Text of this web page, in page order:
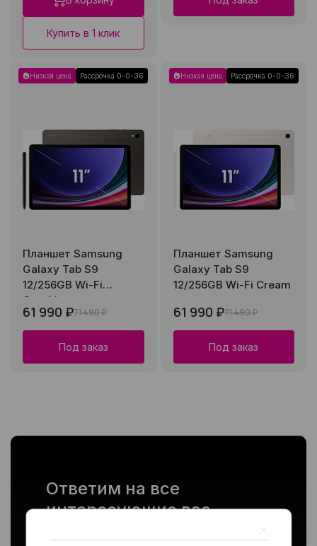
Купить в 1 клик
Низкая цена Рассрочка 0-0-36
Планшет Samsung
Galaxy Tab S9
12/256GB Wi-Fi
Graphite
61 990 ₽71 490 ₽
Под заказ
Низкая цена Рассрочка 0-0-36
Планшет Samsung
Galaxy Tab S9
12/256GB Wi-Fi Cream
61 990 ₽71 490 ₽
Под заказ
Ответим на все
интересующие вас